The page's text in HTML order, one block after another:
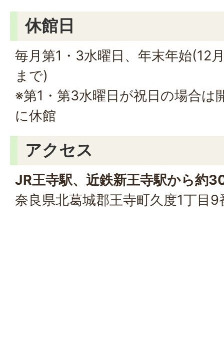
休館日
毎月第1・3水曜日、年末年始(12
まで)
※第1・第3水曜日が祝日の場合は
に休館
アクセス
JR王寺駅、近鉄新王寺駅から約
奈良県北葛城郡王寺町久度1丁目9